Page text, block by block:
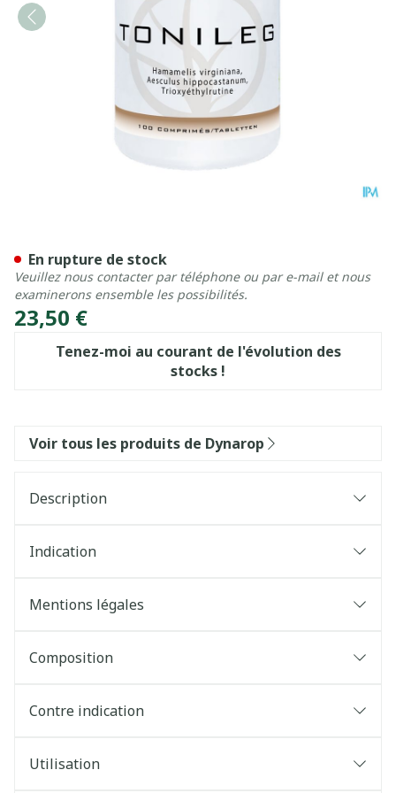
23,50 €
Tenez-moi au courant de l'évolution des
stocks !
En rupture de stock
Veuillez nous contacter par téléphone ou par e-mail et nous
examinerons ensemble les possibilités.
Voir tous les produits de Dynarop
Description
Indication
Mentions légales
Composition
Contre indication
Utilisation